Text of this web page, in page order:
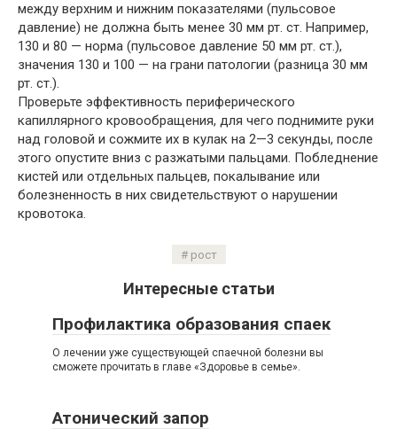
между верхним и нижним показателями (пульсовое
давление) не должна быть менее 30 мм рт. ст. Например,
130 и 80 — норма (пульсовое давление 50 мм рт. ст.),
значения 130 и 100 — на грани патологии (разница 30 мм
рт. ст.).
Проверьте эффективность периферического
капиллярного кровообращения, для чего поднимите руки
над головой и сожмите их в кулак на 2—3 секунды, после
этого опустите вниз с разжатыми пальцами. Побледнение
кистей или отдельных пальцев, покалывание или
болезненность в них свидетельствуют о нарушении
кровотока.
рост
Интересные статьи
Профилактика образования спаек
О лечении уже существующей спаечной болезни вы
сможете прочитать в главе «Здоровье в семье».
Атонический запор